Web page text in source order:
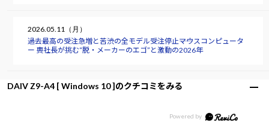
2026.05.11（月）
過去最高の受注急増と苦渋の全モデル受注停止――マウスコンピュータ
ー 軣社長が挑む“脱・メーカーのエゴ”と激動の2026年
DAIV Z9-A4 [ Windows 10 ]のクチコミをみる